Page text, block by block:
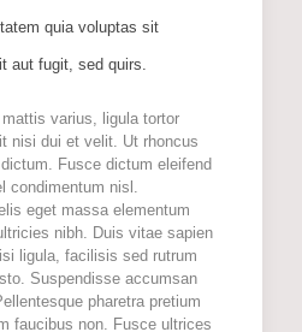
quia voluptas sit
aut fugit, sed quirs.
varius, ligula tortor
nisi dui et velit. Ut rhoncus
Fusce dictum eleifend
condimentum nisl.
eget massa elementum
nibh. Duis vitae sapien
ligula, facilisis sed rutrum
Suspendisse accumsan
pharetra pretium
faucibus non. Fusce ultrices